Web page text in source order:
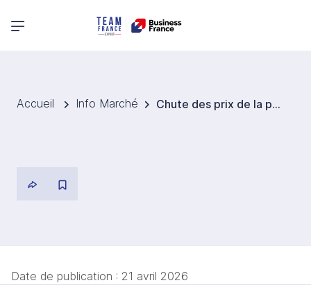
Menu principal
Accueil Info Marché Chute des prix de la pomme de terre en Tchéquie, sans bénéfice pour les consommateurs
Date de publication : 21 avril 2026